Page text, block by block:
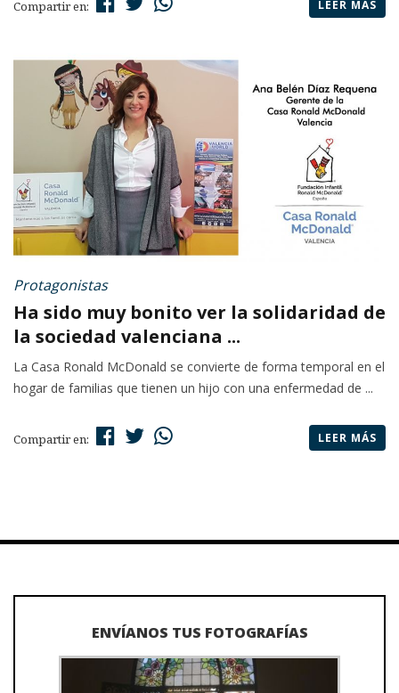
Compartir en: LEER MÁS
Protagonistas
Ha sido muy bonito ver la solidaridad de
la sociedad valenciana ...
La Casa Ronald McDonald se convierte de forma temporal en el
hogar de familias que tienen un hijo con una enfermedad de ...
Compartir en: LEER MÁS
ENVÍANOS TUS FOTOGRAFÍAS